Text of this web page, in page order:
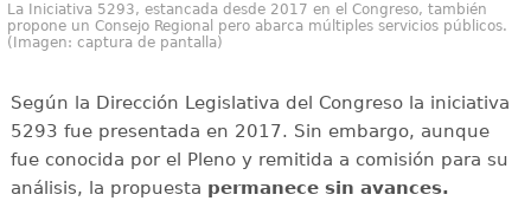
La Iniciativa 5293, estancada desde 2017 en el Congreso, también
propone un Consejo Regional pero abarca múltiples servicios públicos.
(Imagen: captura de pantalla)
Según la Dirección Legislativa del Congreso la iniciativa
5293 fue presentada en 2017. Sin embargo, aunque
fue conocida por el Pleno y remitida a comisión para su
análisis, la propuesta permanece sin avances.